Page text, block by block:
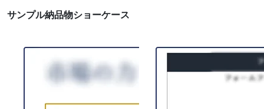
サンプル納品物ショーケース